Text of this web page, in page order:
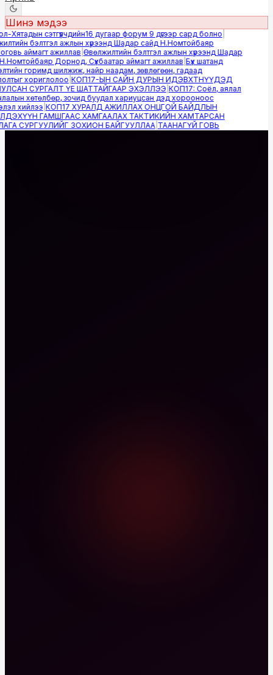
Шинэ мэдээ
сэтгүүлчдийн16 дугаар форум 9 дүгээр сард болно|
бэлтгэл ажлын хүрээнд Шадар сайд Н.Номтойбаяр
аймагт ажиллав|Өвөлжилтийн бэлтгэл ажлын хүрээнд Шадар
Дорнод, Сүхбаатар аймагт ажиллав|Бүх шатанд
горимд шилжиж, найр наадам, зөвлөгөөн, гадаад
хориглолоо|КОП17-ЫН САЙН ДУРЫН ИДЭВХТНҮҮДЭД
СУРГАЛТ ҮЕ ШАТТАЙГААР ЭХЭЛЛЭЭ|КОП17: Соёл, аялал
хөтөлбөр, зочид буудал хариуцсан дэд хорооноос
хийлээ|КОП17 ХУРАЛД АЖИЛЛАХ ОНЦГОЙ БАЙДЛЫН
ГАМШГААС ХАМГААЛАХ ТАКТИКИЙН ХАМТАРСАН
СУРГУУЛИЙГ ЗОХИОН БАЙГУУЛЛАА|ТААНАГҮЙ ГОВЬ